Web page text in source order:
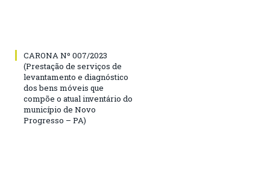
CARONA Nº 007/2023
(Prestação de serviços de
levantamento e diagnóstico
dos bens móveis que
compõe o atual inventário do
município de Novo
Progresso – PA)